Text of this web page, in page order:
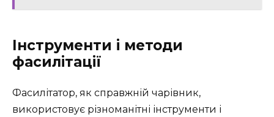
Інструменти і методи
фасилітації
Фасилітатор, як справжній чарівник,
використовує різноманітні інструменти і